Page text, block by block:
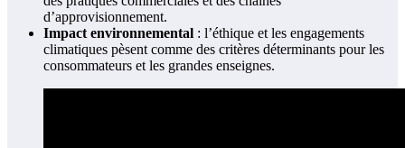
d’approvisionnement.
Impact environnemental : l’éthique et les engagements
climatiques pèsent comme des critères déterminants pour les
consommateurs et les grandes enseignes.